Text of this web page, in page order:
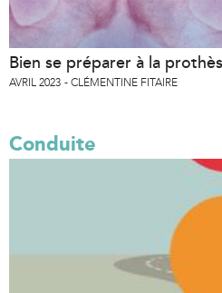
Bien se préparer à la
AVRIL 2023 CLÉMENTINE FITAIRE
Conduite